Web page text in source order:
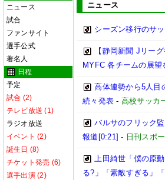
ニュース
試合
ファンサイト
選手公式
著名人
日程
予定
試合 (2)
テレビ放送 (1)
ラジオ放送
イベント (2)
誕生日 (8)
チケット発売 (6)
選手出演 (2)
ニュース
シーズン移行のサ
【静岡新聞 Jリー
MYFC 各チームの展望
高体連勢から5人目
続々発表 - 高校サッカ
バルサのフリック
報道[0:21] - 日刊スポ
上田綺世「僕の原
る?」「素敵すぎる」